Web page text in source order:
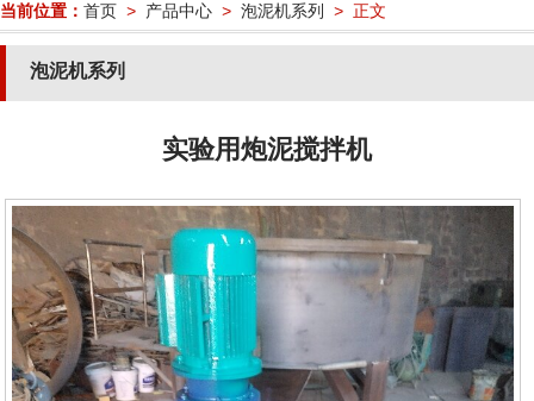
当前位置： 首页 > 产品中心 > 泡泥机系列 > 正文
泡泥机系列
实验用炮泥搅拌机